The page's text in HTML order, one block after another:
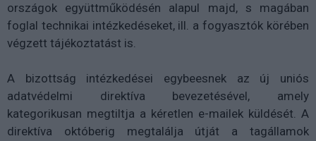
országok együttműködésén alapul majd, s magában
foglal technikai intézkedéseket, ill. a fogyasztók körében
végzett tájékoztatást is.
A bizottság intézkedései egybeesnek az új uniós
adatvédelmi direktíva bevezetésével, amely
kategorikusan megtiltja a kéretlen e-mailek küldését. A
direktíva októberig megtalálja útját a tagállamok